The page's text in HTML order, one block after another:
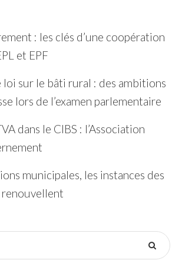
: les clés d’une coopération
et EPF
sur le bâti rural : des ambitions
lors de l’examen parlementaire
dans le CIBS : l’Association
municipales, les instances des
renouvellent